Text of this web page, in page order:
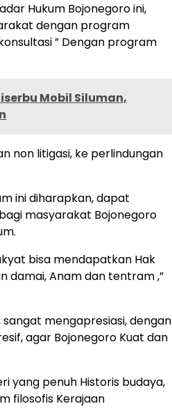
Hukum Bojonegoro ini,
dengan program
” Dengan program
Mobil Siluman,
non litigasi, ke perlindungan
ini diharapkan, dapat
masyarakat Bojonegoro
bisa mendapatkan Hak
damai, Anam dan tentram ,”
sangat mengapresiasi, dengan
agar Bojonegoro Kuat dan
yang penuh Historis budaya,
filosofis Kerajaan